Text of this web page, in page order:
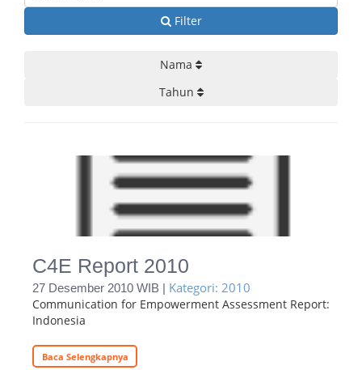
Filter
Nama
Tahun
C4E Report 2010
27 Desember 2010 WIB | Kategori: 2010
Communication for Empowerment Assessment Report:
Indonesia
Baca Selengkapnya